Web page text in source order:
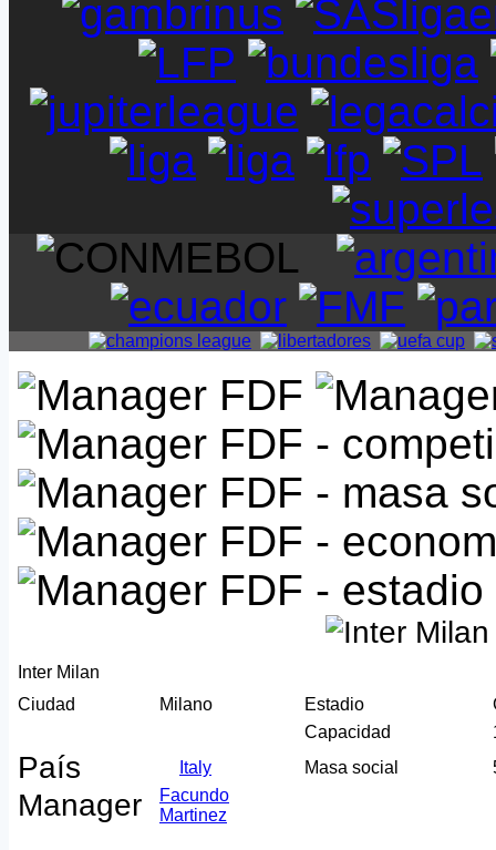
Inter Milan
Ciudad
Milano Estadio
Capacidad
País Italy Masa social
Manager
Facundo
Martinez